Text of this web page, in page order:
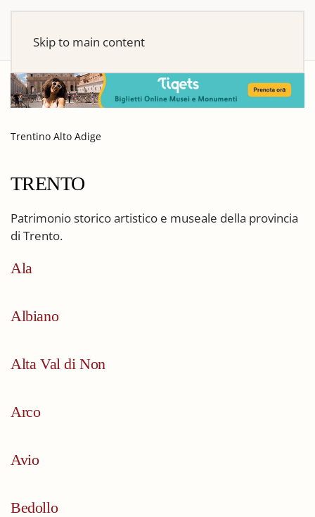
Skip to main content
Trentino Alto Adige
TRENTO
Patrimonio storico artistico e museale della provincia
di Trento.
Ala
Albiano
Alta Val di Non
Arco
Avio
Bedollo